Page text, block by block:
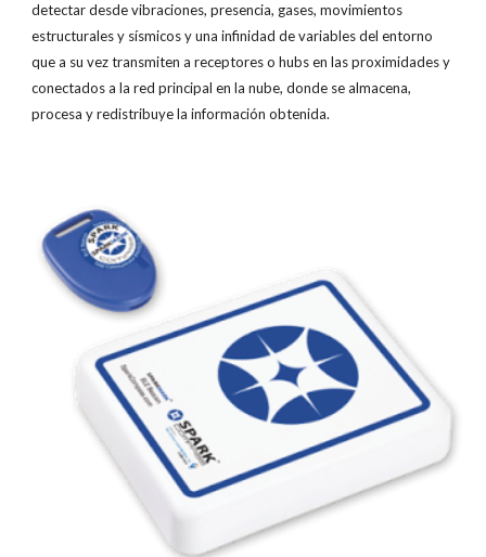
detectar desde vibraciones, presencia, gases, movimientos
estructurales y sísmicos y una infinidad de variables del entorno
que a su vez transmiten a receptores o hubs en las proximidades y
conectados a la red principal en la nube, donde se almacena,
procesa y redistribuye la información obtenida.